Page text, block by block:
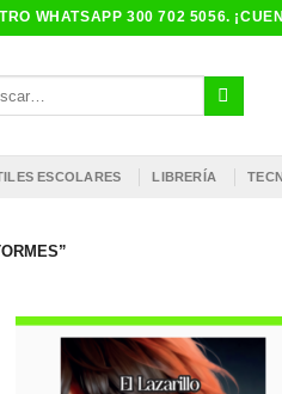
WHATSAPP 300 702 5056.
ESCOLARES LIBRERÍA